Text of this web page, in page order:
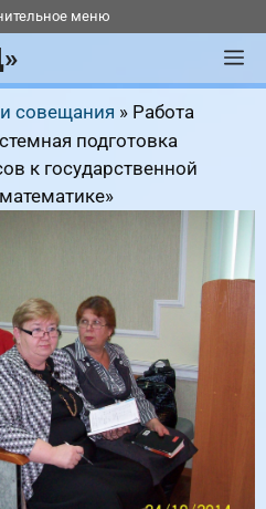
меню
совещания » Работа
подготовка
к государственной